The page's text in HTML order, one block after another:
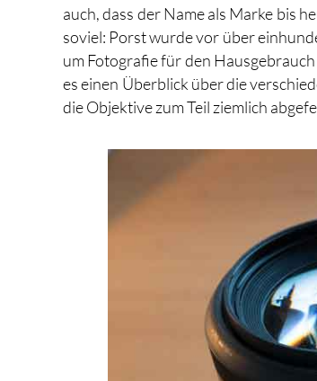
auch, dass der Name als Marke bis
soviel: Porst wurde vor über
um Fotografie für den
es einen Überblick über die
die Objektive zum Teil ziemlich